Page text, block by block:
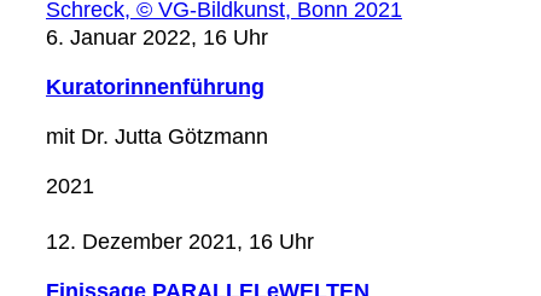
6. Januar 2022, 16 Uhr
Kuratorinnenführung
mit Dr. Jutta Götzmann
2021
12. Dezember 2021, 16 Uhr
Finissage PARALLELeWELTEN